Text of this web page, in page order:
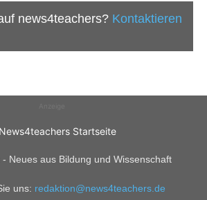
news4teachers? Kontaktieren
Neues aus Bildung und Wissenschaft
uns: redaktion@news4teachers.de